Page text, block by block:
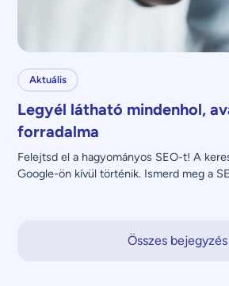
Aktuális
Legyél látható mindenhol,
forradalma
Felejtsd el a hagyományos SEO-t! A
Google-ön kívül történik. Ismerd meg a
Összes bejegyzés